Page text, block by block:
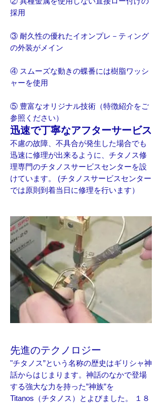
採用
③ 耐久性の優れたイオンプレ－ティング
の外装がメイン
④ スムーズな動きの蝶番には樹脂ワッシ
ャーを使用
⑤ 豊富なオリジナル技術（特徴紹介をご
参照ください）
迅速で丁寧なアフターサービス
不慮の故障、不具合が発生した場合でも
迅速に修理が出来るように、チタノス修
理専門のチタノスサービスセンターを設
けています。 (チタノスサービスセンター
では原則到着当日に修理を行います）
先進のテクノロジー
"チタノス”という名称の歴史はギリシャ神
話からはじまります。神話のなかで登場
する強大な力を持った”神族”を
Titanos（チタノス）とよびました。 １８